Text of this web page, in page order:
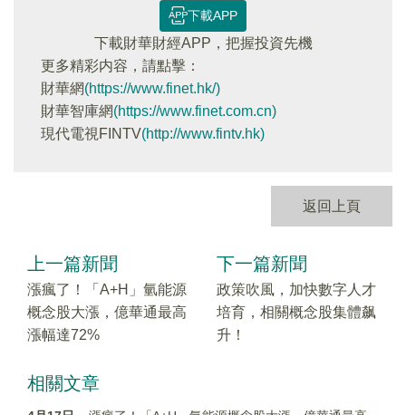
下載APP
下載財華財經APP，把握投資先機
更多精彩内容，請點擊：
財華網(https://www.finet.hk/)
財華智庫網(https://www.finet.com.cn)
現代電視FINTV(http://www.fintv.hk)
返回上頁
上一篇新聞
漲瘋了！「A+H」氫能源
概念股大漲，億華通最高
漲幅達72%
下一篇新聞
政策吹風，加快數字人才
培育，相關概念股集體飙
升！
相關文章